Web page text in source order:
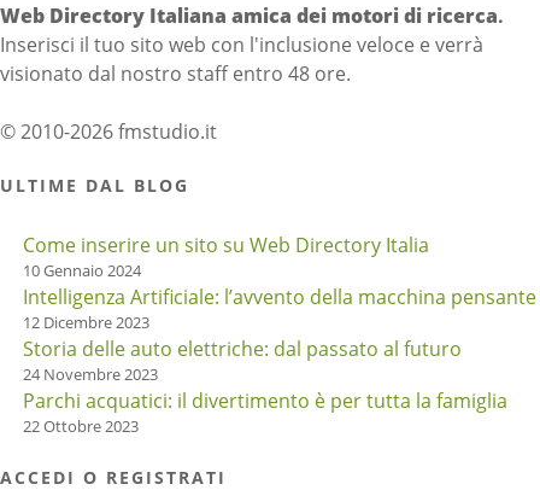
Web Directory Italiana amica dei motori di ricerca.
Inserisci il tuo sito web con l'inclusione veloce e verrà
visionato dal nostro staff entro 48 ore.
© 2010-2026 fmstudio.it
ULTIME DAL BLOG
Come inserire un sito su Web Directory Italia
10 Gennaio 2024
Intelligenza Artificiale: l’avvento della macchina pensante
12 Dicembre 2023
Storia delle auto elettriche: dal passato al futuro
24 Novembre 2023
Parchi acquatici: il divertimento è per tutta la famiglia
22 Ottobre 2023
ACCEDI O REGISTRATI